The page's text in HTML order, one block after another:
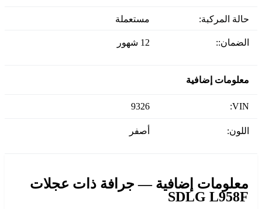
حالة المركبة: مستعملة
الضمان:: 12 شهور
معلومات إضافية
VIN:
9326
اللون: أصفر
معلومات إضافية — جرافة ذات عجلات
SDLG L958F